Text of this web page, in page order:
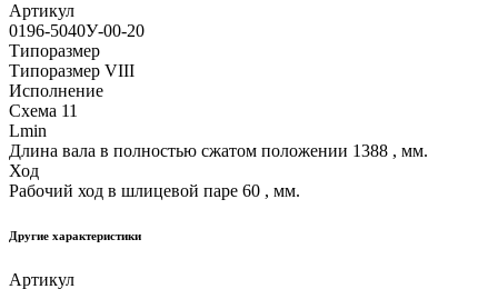
Артикул
0196-5040У-00-20
Типоразмер
Типоразмер VIII
Исполнение
Схема 11
Lmin
Длина вала в полностью сжатом положении 1388 , мм.
Ход
Рабочий ход в шлицевой паре 60 , мм.
Другие xарактеристики
Артикул